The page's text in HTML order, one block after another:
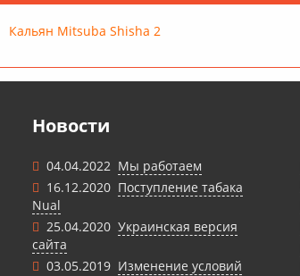
Кальян Mitsuba Shisha 2
Новости
04.04.2022 Мы работаем
16.12.2020 Поступление табака
Nual
25.04.2020 Украинская версия
сайта
03.05.2019 Изменение условий